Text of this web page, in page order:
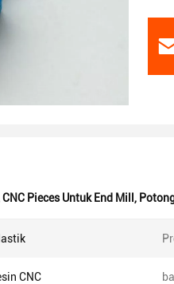
CNC Pieces Untuk End Mill ,
CNC